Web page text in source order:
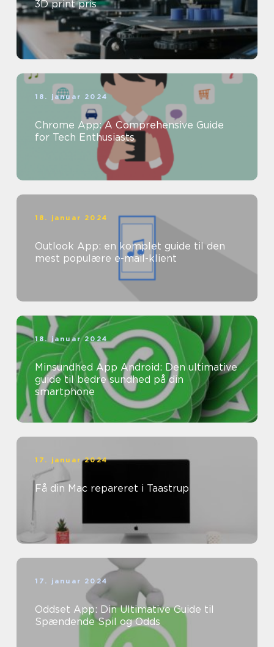
3D print pris
18. januar 2024
Chrome App: A Comprehensive Guide
for Tech Enthusiasts
18. januar 2024
Outlook App: en komplet guide til den
mest populære e-mail-klient
18. januar 2024
Minsundhed App Android: Den ultimative
guide til bedre sundhed på din
smartphone
17. januar 2024
Få din Mac repareret i Taastrup
17. januar 2024
Oddset App: Din Ultimative Guide til
Spændende Spil og Odds